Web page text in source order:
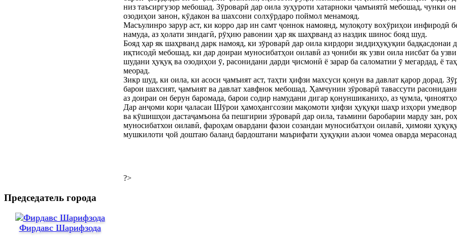
низ таъсиргузор мебошад. Зӯроварӣ дар оила зуҳуроти хатарноки ҷамъиятӣ мебошад, чунки
озодиҳои занон, кӯдакон ва шахсони солхӯрдаро поймол менамояд.
Масъулинро зарур аст, ки корро дар ин самт ҷоннок намоянд, мулоқоту вохӯриҳои инфиродӣ
намуда, аз ҳолати зиндагӣ, рӯҳию равонии ҳар як шаҳрванд аз наздик шинос бояд шуд.
Бояд ҳар як шаҳрванд дарк намояд, ки зӯроварӣ дар оила кирдори зиддиҳуқуқии
иқтисодӣ мебошад, ки дар доираи муносибатҳои оилавӣ аз ҷониби як узви оила нисбат ба
шудани ҳуқуқ ва озодиҳои ӯ, расонидани дарди ҷисмонӣ ё зарар ба саломатии ӯ мегардад, ё
меорад.
Зикр шуд, ки оила, ки асоси ҷамъият аст, таҳти ҳифзи махсуси қонун ва давлат қарор дорад.
барои шахсият, ҷамъият ва давлат хавфнок мебошад. Ҳамчунин зӯроварӣ тавассути
аз доираи он берун баромада, барои содир намудани дигар қонуншиканиҳо, аз ҷумла,
Дар анҷоми кори ҷаласаи Шӯрои ҳамоҳангсозии мақомоти ҳифзи ҳуқуқи шаҳр изҳори
ва кӯшишҳои дастаҷамъона ба пешгирии зӯроварӣ дар оила, таъмини баробарии марду зан,
муносибатхои оилавӣ, фароҳам овардани фазои созандаи муносибатҳои оилавӣ, ҳимояи
мушкилоти ҷой доштаю баланд бардоштани маърифати ҳуқуқии аъзои чомеа оварда
?>
Председатель города
Фирдавс Шарифзода